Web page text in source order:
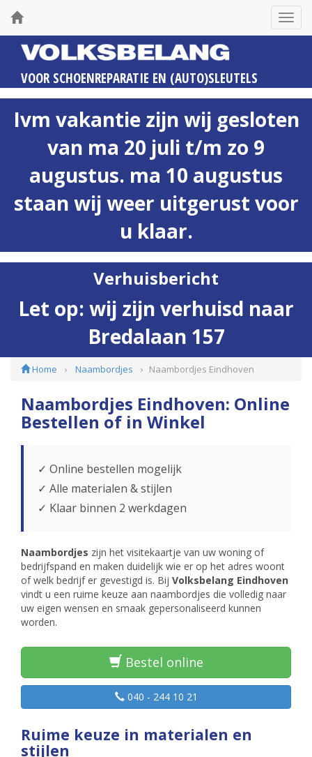
VOORSCHOENREPARATIE EN (AUTO)SLEUTELS
Ivm vakantie zijn wij gesloten
van ma 20 juli t/m zo 9
augustus. ma 10 augustus
staan wij weer uitgerust voor
u klaar.
Verhuisbericht
Let op: wij zijn verhuisd naar
Bredalaan 157
Home Naambordjes Naambordjes Eindhoven
Naambordjes Eindhoven: Online
Bestellen of in Winkel
✓ Online bestellen mogelijk
✓ Alle materialen & stijlen
✓ Klaar binnen 2 werkdagen
Naambordjes zijn het visitekaartje van uw woning of
bedrijfspand en maken duidelijk wie er op het adres woont
of welk bedrijf er gevestigd is. Bij Volksbelang Eindhoven
vindt u een ruime keuze aan naambordjes die volledig naar
uw eigen wensen en smaak gepersonaliseerd kunnen
worden.
Bestel online
040 - 244 10 21
Ruime keuze in materialen en
stijlen